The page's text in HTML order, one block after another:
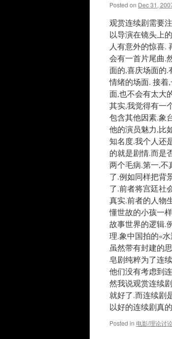
Posted on Dec 31,
观赏连续剧需要
以导演在镜头上
人有意外的惊喜.
会有一首片尾曲.
面的,喜庆场面的.
情绪的场面. 接着
面,也不会有太大
其实,我觉得有一
包含其他因素.象
他的演员魅力,比
知名度.我个人还
的就是剧情.而是
两个毛病.第一,不
了.例如同样把背
了.前者将宫廷社
真实.前者的人物
懂世故的小孩一
故事世界的逻辑.
理.象中国拍的«
虽然带有封建的
皂剧纯粹为了连
他们没有考虑到
然我说观赏连续
就好了.而连续剧
以好的连续剧真
Posted in 电影/理论讨